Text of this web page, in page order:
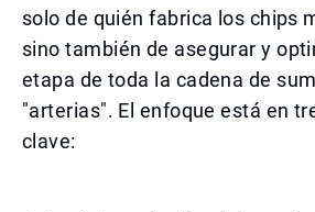
solo de quién fabrica los chips
sino también de asegurar y
etapa de toda la cadena de
"arterias". El enfoque está en
clave: